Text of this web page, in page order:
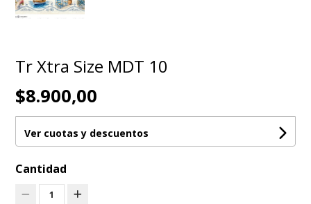
Tr Xtra Size MDT 10
$8.900,00
Ver cuotas y descuentos
Cantidad
1